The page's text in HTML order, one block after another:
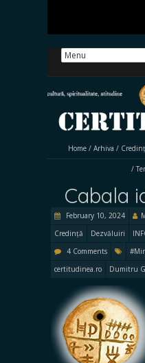
Home / Arhiva /
/
Cabala
February 10, 2024
Credință
Dezvăluiri
4 Comments
certitudinea.ro
Dumitru